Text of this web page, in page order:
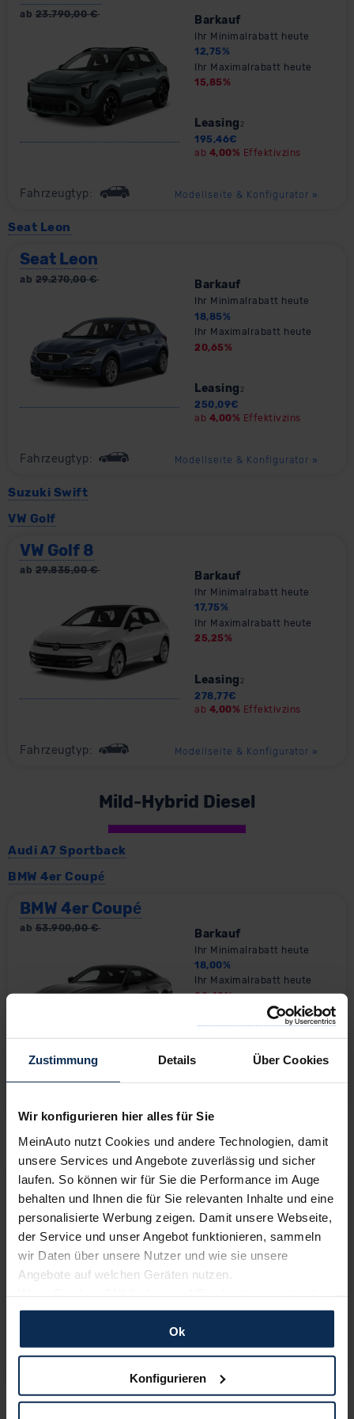
Zustimmung Details Über Cookies
Wir konfigurieren hier alles für Sie
MeinAuto nutzt Cookies und andere Technologien, damit
unsere Services und Angebote zuverlässig und sicher
laufen. So können wir für Sie die Performance im Auge
behalten und Ihnen die für Sie relevanten Inhalte und eine
personalisierte Werbung zeigen. Damit unsere Webseite,
der Service und unser Angebot funktionieren, sammeln
wir Daten über unsere Nutzer und wie sie unsere
Angebote auf welchen Geräten nutzen.
und erlauben uns Cookies für unseren Service zu
verwenden und diese Daten an Dritte weiterzugeben,
etwa an unsere Marketingpartner. Falls Sie dem nicht
wesentlichen Cookies. Leider können wir unsere Inhalte
dann nicht auf Sie zuschneiden und Sie somit nicht
Ok
Konfigurieren
ab 23.790,00€ Barkauf
Ihr Minimalrabatt heute
12,75%
Ihr Maximalrabatt heute
15,85%
Leasing 2
195,46€
ab 4,00% Effektivzins
Fahrzeugtyp: Modellseite & Konfigurator »
Seat Leon
Seat Leon
ab 29.270,00€ Barkauf
Ihr Minimalrabatt heute
18,85%
Ihr Maximalrabatt heute
20,65%
Leasing 2
250,09€
ab 4,00% Effektivzins
Fahrzeugtyp: Modellseite & Konfigurator »
Suzuki Swift
VW Golf
VW Golf 8
ab 29.835,00€ Barkauf
Ihr Minimalrabatt heute
17,75%
Ihr Maximalrabatt heute
25,25%
Leasing 2
278,77€
ab 4,00% Effektivzins
Fahrzeugtyp: Modellseite & Konfigurator »
Mild-Hybrid Diesel
Audi A7 Sportback
BMW 4er Coupé
BMW 4er Coupé
ab 53.900,00€ Barkauf
Ihr Minimalrabatt heute
18,00%
Ihr Maximalrabatt heute
22,42%
Leasing2
ab
Effektivzins
BMW X5
BMW X5 (neues Modell)
ab 94.800,01 € Barkauf
Ihr Minimalrabatt heute
7,00
%
Ihr Maximalrabatt heute
16,00%
Modellseite & Konfigurator
Volvo V90